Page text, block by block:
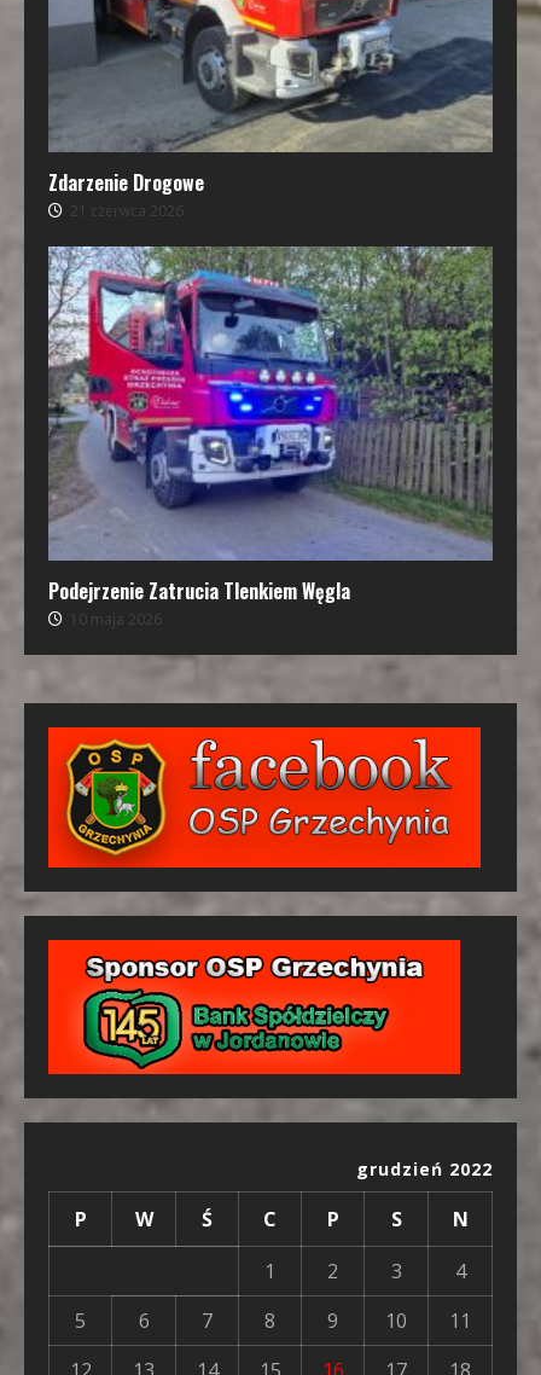
Zdarzenie Drogowe
21 czerwca 2026
Podejrzenie Zatrucia Tlenkiem Węgla
10 maja 2026
grudzień 2022
P W Ś C P S
N
1
2 3
4
5
6 7 8 9 10
11